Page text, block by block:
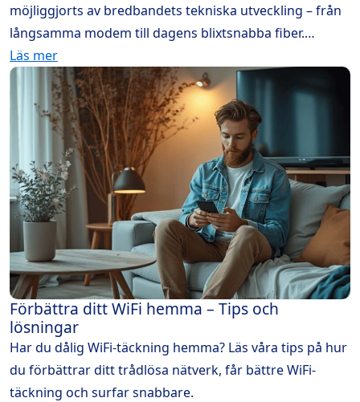
möjliggjorts av bredbandets tekniska utveckling – från
långsamma modem till dagens blixtsnabba fiber.…
Läs mer
Förbättra ditt WiFi hemma – Tips och
lösningar
Har du dålig WiFi-täckning hemma? Läs våra tips på hur
du förbättrar ditt trådlösa nätverk, får bättre WiFi-
täckning och surfar snabbare.